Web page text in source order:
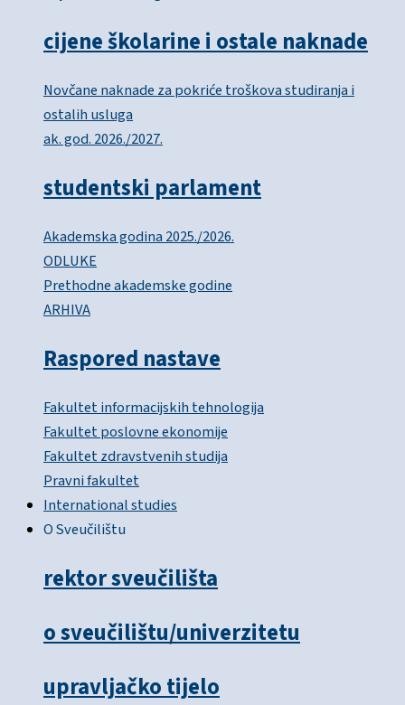
cijene školarine i ostale naknade
Novčane naknade za pokriće troškova studiranja i
ostalih usluga
ak. god. 2026./2027.
studentski parlament
Akademska godina 2025./2026.
ODLUKE
Prethodne akademske godine
ARHIVA
Raspored nastave
Fakultet informacijskih tehnologija
Fakultet poslovne ekonomije
Fakultet zdravstvenih studija
Pravni fakultet
International studies
O Sveučilištu
rektor sveučilišta
o sveučilištu/univerzitetu
upravljačko tijelo